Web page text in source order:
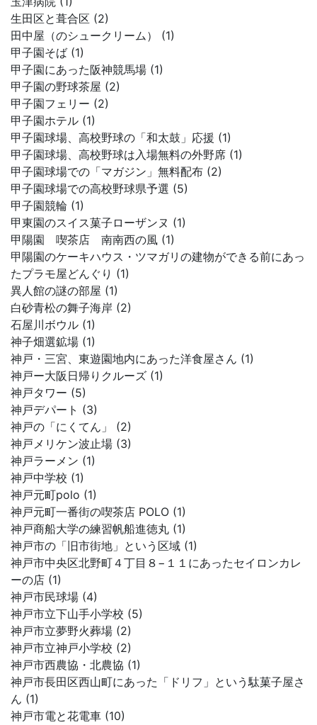
生田区と葺合区 (2)
田中屋（のシュークリーム） (1)
甲子園そば (1)
甲子園にあった阪神競馬場 (1)
甲子園の野球茶屋 (2)
甲子園フェリー (2)
甲子園ホテル (1)
甲子園球場、高校野球の「和太鼓」応援 (1)
甲子園球場、高校野球は入場無料の外野席 (1)
甲子園球場での「マガジン」無料配布 (2)
甲子園球場での高校野球県予選 (5)
甲子園競輪 (1)
甲東園のスイス菓子ローザンヌ (1)
甲陽園 喫茶店 南南西の風 (1)
甲陽園のケーキハウス・ツマガリの建物ができる前にあっ
たプラモ屋どんぐり (1)
異人館の謎の部屋 (1)
白砂青松の舞子海岸 (2)
石屋川ボウル (1)
神子畑選鉱場 (1)
神戸・三宮、東遊園地内にあった洋食屋さん (1)
神戸ー大阪日帰りクルーズ (1)
神戸タワー (5)
神戸デパート (3)
神戸の「にくてん」 (2)
神戸メリケン波止場 (3)
神戸ラーメン (1)
神戸中学校 (1)
神戸元町polo (1)
神戸元町一番街の喫茶店 POLO (1)
神戸商船大学の練習帆船進徳丸 (1)
神戸市の「旧市街地」という区域 (1)
神戸市中央区北野町４丁目８−１１にあったセイロンカレ
ーの店 (1)
神戸市民球場 (4)
神戸市立下山手小学校 (5)
神戸市立夢野火葬場 (2)
神戸市立神戸小学校 (2)
神戸市西農協・北農協 (1)
神戸市長田区西山町にあった「ドリフ」という駄菓子屋さ
ん (1)
神戸市電と花電車 (10)